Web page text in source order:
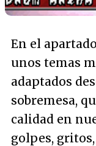
En el
unos temas
adaptados
sobremesa,
calidad en
golpes,